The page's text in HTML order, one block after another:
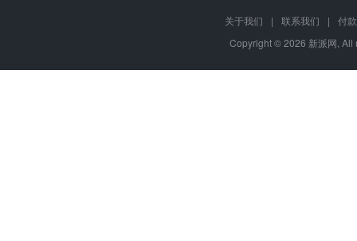
关于我们 | 联系我们 |
付
Copyright © 2026 新派网 ,